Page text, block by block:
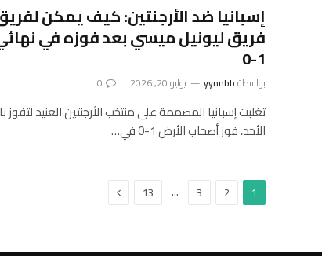
إسبانيا ضد الأرجنتين: كيف يمكن
1-0
بواسطةyynnbb يوليو 20, 2026 0
الأحد، فوز أصحاب الأرض 1-0 في…
1
2
3
…
13 التالي